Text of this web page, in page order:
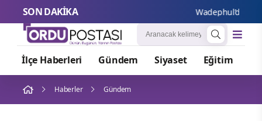
SON DAKİKA Wadephul’dan
İlçe Haberleri Gündem Siyaset Eğitim
Haberler Gündem